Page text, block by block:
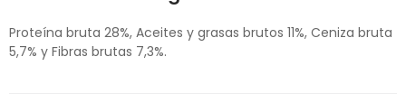
Proteína bruta 28%, Aceites y grasas brutos 11%, Ceniza bruta
5,7% y Fibras brutas 7,3%.